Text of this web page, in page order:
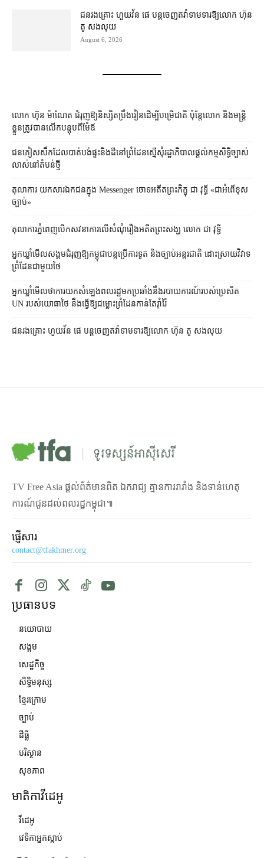
ជនរងគ្រោះ ហួយវ័ន ផេ បន្ត​ចេញ​តវ៉ា​ទាមទារ​ឱ្យ​លោក ហ៊ុន
តូ សង​លុយ
August 6, 2026
លោក ហ៊ុន ម៉ាណែត ជំរុញ​ឱ្យ​និស្សិត​ប្រឹងរៀន​ដើម្បី​បម្រើ​ជាតិ ប៉ុន្តែ​លោក និង​មន្ត្រី​​
ខ្លួន​ត្រូវ​បាន​លើក​បន្តុប​ពី​ម៉ែឪ
ជនភៀសសឹក​ដែល​បាត់បង់​ផ្ទះ​និង​ដី​នៅ​ព្រំដែន​ស្នើសុំ​រដ្ឋាភិបាល​ផ្តល់​កម្មសិទ្ធិ​ច្បាស់
លាស់​នៅ​តំបន់​ថ្មី
តុលាការ​​ យកសារឯកជនក្នុង Messenger ចោទអតីតព្រះភិក្ខុ ជា វុទ្ធី «ជាអំពើខុស
ច្បាប់»
តុលាការ​ភ្នំពេញ​​បើកសវនាការ​លើ​សំណុំរឿង​​អតីត​ព្រះសង្ឃ លោក ជា វុទ្ធី
អ្នកឃ្លាំមើល​សង្គម​ជំរុញ​ឱ្យ​កម្ពុជា​បន្ត​ប្រើ​ការទូត និង​ច្បាប់​អន្តរជាតិ ដោះស្រាយ​វិវាទ​
ព្រំដែន​ជាមួយ​ថៃ
អ្នកឃ្លាំមើល​ថា​ការ​យក​សំឡេង​ពលរដ្ឋ​មក​ប្រឆាំង​នឹង​របាយការណ៍​របស់​ប្រេសិត
UN របស់​យោធា​ថៃ នឹង​ធ្វើ​ឱ្យ​ជម្លោះព្រំដែន​កាន់តែ​រ៉ាំរ៉ៃ
ជនរងគ្រោះ ហួយវ័ន ផេ បន្ត​ចេញ​តវ៉ា​ទាមទារ​ឱ្យ​លោក ហ៊ុន តូ សង​លុយ
TV Free Asia ផ្ដល់ព័ត៌មានពិត ឯករាជ្យ គ្មានការរារាំង និងទាន់ហេតុ
ការណ៍ជូនដល់ពលរដ្ឋកម្ពុជា៕
ផ្ញើសារ
contact@tfakhmer.org
ប្រធានបទ
នយោបាយ
សង្គម
សេដ្ឋកិច្ច
សិទ្ធិមនុស្ស
ខ្មែរក្រោម
ច្បាប់
ដីធ្លី
បរិស្ថាន
សុខភាព
មាតិកាវីដេអូ
វីដេអូ
វេទិកាអ្នកស្ដាប់